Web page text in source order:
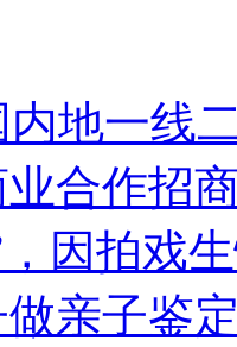
内地一线
合作招
因拍戏
亲子鉴